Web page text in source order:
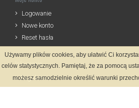
Logowanie
Nowe konto
Reset hasła
Informacje
Regulamin
Używamy plików cookies, aby ułatwić Ci
celów statystycznych. Pamiętaj, że za pomocą
możesz samodzielnie określić warunki